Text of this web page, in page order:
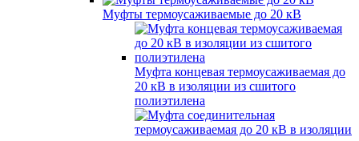
Муфты термоусаживаемые до 20 кВ
Муфта концевая термоусаживаемая до
20 кВ в изоляции из сшитого
полиэтилена